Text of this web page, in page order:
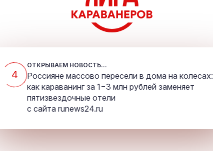
4
ОТКРЫВАЕМ НОВОСТЬ...
Россияне массово пересели в дома на колесах:
как караванинг за 1−3 млн рублей заменяет
пятизвездочные отели
с сайта runews24.ru